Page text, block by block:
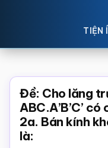
toán
giáo
Toán,
trắc
nghiệm
Toán
TIỆN
Đề: Cho lăng
ABC.A’B’C’
2a. Bán kính
là: